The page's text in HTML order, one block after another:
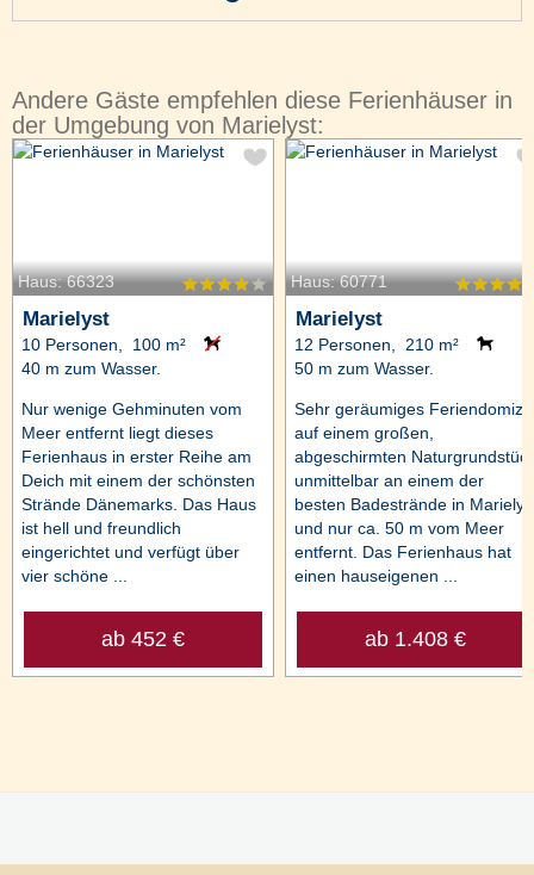
Andere Gäste empfehlen diese Ferienhäuser in
der Umgebung von Marielyst:
Haus: 66323
Marielyst
10 Personen, 100 m²
40 m zum Wasser.
Nur wenige Gehminuten vom
Meer entfernt liegt dieses
Ferienhaus in erster Reihe am
Deich mit einem der schönsten
Strände Dänemarks. Das Haus
ist hell und freundlich
eingerichtet und verfügt über
vier schöne ...
ab 452 €
Haus: 60771
Marielyst
12 Personen, 210 m²
50 m zum Wasser.
Sehr geräumiges Feriendomizil
auf einem großen,
abgeschirmten
unmittelbar an einem der
besten Badestrände in
und nur ca. 50 m vom Meer
entfernt. Das Ferienhaus hat
einen hauseigenen ...
ab 1.408 €